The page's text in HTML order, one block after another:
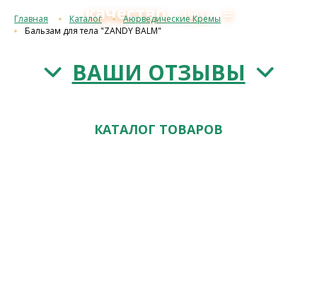
качествос 1993 г.≡
Главная Каталог
Аюрведические Кремы
Бальзам для тела "ZANDY BALM"
ВАШИ ОТЗЫВЫ
КАТАЛОГ ТОВАРОВ